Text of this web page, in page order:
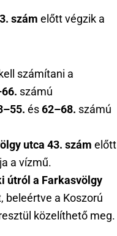
szám előtt végzik a
számítani a
számú
és62–68. számú
utca 43. szám előtt
a vízmű.
útról a Farkasvölgy
beleértve a Koszorú
közelíthető meg.